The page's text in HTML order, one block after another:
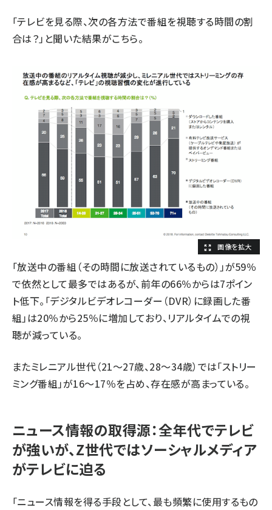
「テレビを見る際、次の各方法で番組を視聴する時間の割
合は？」と聞いた結果がこちら。
「放送中の番組（その時間に放送されているもの）」が59％
で依然として最多ではあるが、前年の66％からは7ポイン
ト低下。「デジタルビデオレコーダー（DVR）に録画した番
組」は20％から25％に増加しており、リアルタイムでの視
聴が減っている。
またミレニアル世代（21〜27歳、28〜34歳）では「ストリー
ミング番組」が16〜17％を占め、存在感が高まっている。
ニュース情報の取得源：全年代でテレビ
が強いが、Z世代ではソーシャルメディア
がテレビに迫る
「ニュース情報を得る手段として、最も頻繁に使用するもの